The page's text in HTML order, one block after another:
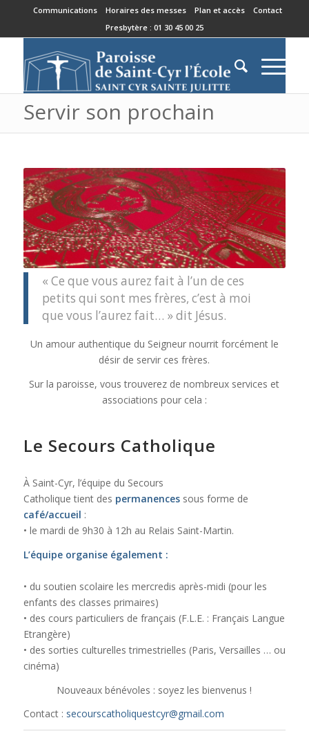
Communications Horaires des messes Plan et accès
Contact
Presbytère : 01 30 45 00 25
Servir son prochain
« Ce que vous aurez fait à l’un de ces
petits qui sont mes frères, c’est à moi
que vous l’aurez fait… » dit Jésus.
Un amour authentique du Seigneur nourrit forcément le
désir de servir ces frères.
Sur la paroisse, vous trouverez de nombreux services et
associations pour cela :
Le Secours Catholique
À Saint-Cyr, l’équipe du Secours
Catholique tient des permanencessous forme de
café/accueil :
• le mardi de 9h30 à 12h au Relais Saint-Martin.
L’équipe organise également :
• du soutien scolaire les mercredis après-midi (pour les
enfants des classes primaires)
• des cours particuliers de français (F.L.E. : Français Langue
Etrangère)
• des sorties culturelles trimestrielles (Paris, Versailles … ou
cinéma)
Nouveaux bénévoles : soyez les bienvenus !
Contact : secourscatholiquestcyr@gmail.com